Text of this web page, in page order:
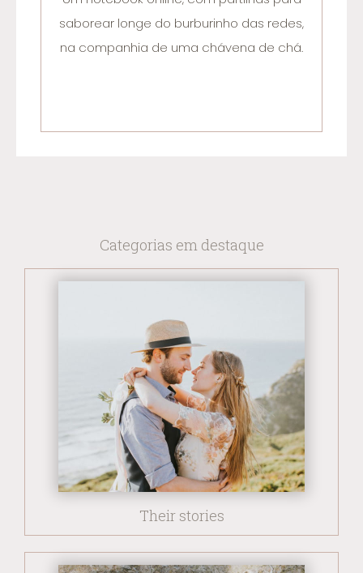
saborear longe do burburinho das redes,
na companhia de uma chávena de chá.
Categorias em destaque
Their stories